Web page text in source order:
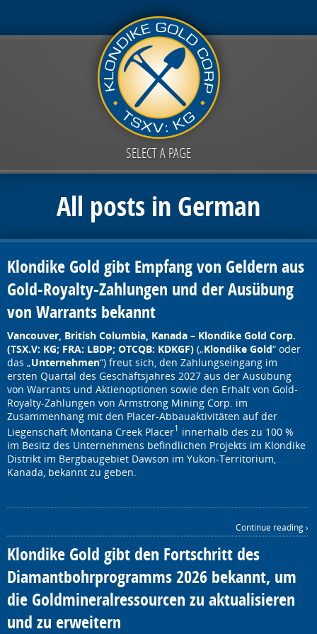
SELECT A PAGE
All posts in German
Klondike Gold gibt Empfang von Geldern aus
Gold-Royalty-Zahlungen und der Ausübung
von Warrants bekannt
Vancouver, British Columbia, Kanada – Klondike Gold Corp.
(TSX.V: KG; FRA: LBDP; OTCQB: KDKGF) („Klondike Gold“ oder
das „Unternehmen“) freut sich, den Zahlungseingang im
ersten Quartal des Geschäftsjahres 2027 aus der Ausübung
von Warrants und Aktienoptionen sowie den Erhalt von Gold-
Royalty-Zahlungen von Armstrong Mining Corp. im
Zusammenhang mit den Placer-Abbauaktivitäten auf der
Liegenschaft Montana Creek Placer1 innerhalb des zu 100 %
im Besitz des Unternehmens befindlichen Projekts im Klondike
Distrikt im Bergbaugebiet Dawson im Yukon-Territorium,
Kanada, bekannt zu geben.
Continue reading ›
Klondike Gold gibt den Fortschritt des
Diamantbohrprogramms 2026 bekannt, um
die Goldmineralressourcen zu aktualisieren
und zu erweitern